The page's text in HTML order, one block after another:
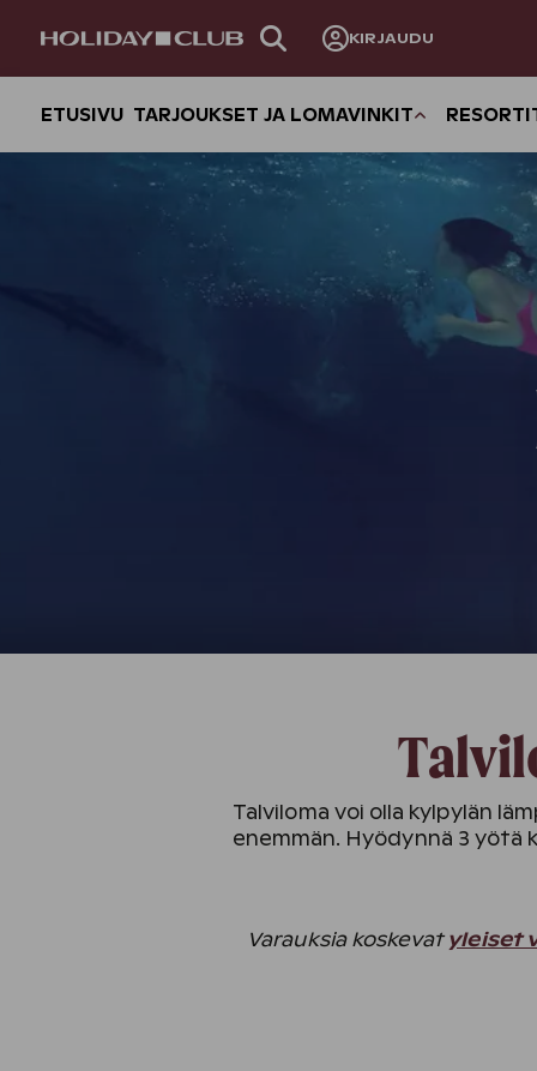
SIVUNAVIGOINTI
KIRJAUDU
ETUSIVU TARJOUKSET JA LOMAVINKIT
Talviloma voi olla kylpylän
enemmän. Hyödynnä 3
Varauksia koskevatyleiset